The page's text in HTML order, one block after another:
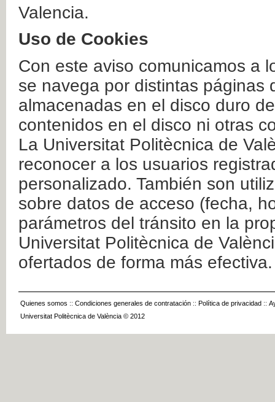
Valencia.
Uso de Cookies
Con este aviso comunicamos a
se navega por distintas páginas
almacenadas en el disco duro
contenidos en el disco ni otras
La Universitat Politècnica de
reconocer a los usuarios
personalizado. También son
sobre datos de acceso (fecha,
parámetros del tránsito en la
Universitat Politècnica de
ofertados de forma más efectiva.
Quienes somos :: Condiciones generales de contratación :: Política de privacidad ::
Universitat Politècnica de València © 2012